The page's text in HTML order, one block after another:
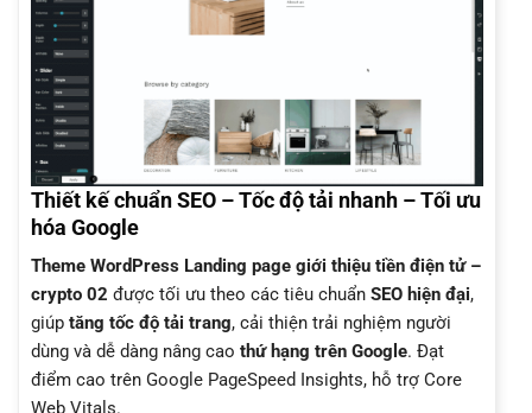
Thiết kế chuẩn SEO – Tốc độ tải nhanh – Tối ưu
hóa Google
Theme WordPress Landing page giới thiệu tiền điện tử –
crypto 02 được tối ưu theo các tiêu chuẩn SEO hiện đại,
giúp tăng tốc độ tải trang, cải thiện trải nghiệm người
dùng và dễ dàng nâng cao thứ hạng trên Google. Đạt
điểm cao trên Google PageSpeed Insights, hỗ trợ Core
Web Vitals.